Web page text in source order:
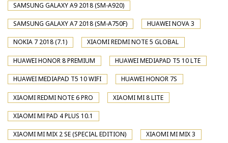
SAMSUNG GALAXY A9 2018 (SM-A920)
SAMSUNG GALAXY A7 2018 (SM-A750F) HUAWEI NOVA 3
NOKIA 7 2018 (7.1) XIAOMI REDMI NOTE 5 GLOBAL
HUAWEI HONOR 8 PREMIUM HUAWEI MEDIAPAD T5 10 LTE
HUAWEI MEDIAPAD T5 10 WIFI HUAWEI HONOR 7S
XIAOMI REDMI NOTE 6 PRO XIAOMI MI 8 LITE
XIAOMI MI PAD 4 PLUS 10.1
XIAOMI MI MIX 2 SE (SPECIAL EDITION) XIAOMI MI MIX 3